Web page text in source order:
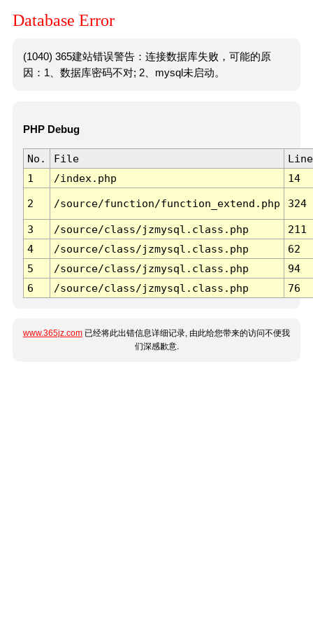
Database Error
(1040) 365建站错误警告：连接数据库失败，可能的原
因：1、数据库密码不对; 2、mysql未启动。
PHP Debug
No. File
Line
1
/index.php 14
2 /source/function/function_extend.php 324
3 /source/class/jzmysql.class.php
211
4
/source/class/jzmysql.class.php
62
5
/source/class/jzmysql.class.php
94
6
/source/class/jzmysql.class.php 76
www.365jz.com 已经将此出错信息详细记录, 由此给您带来的访问不便我
们深感歉意.